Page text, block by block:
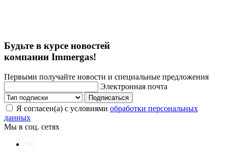
Будьте в курсе новостей
компании Immergas!
Первыми получайте новости и специальные предложения
Электронная почта
Подписаться
Я согласен(а) с условиями обработки персональных
данных
Мы в соц. сетях